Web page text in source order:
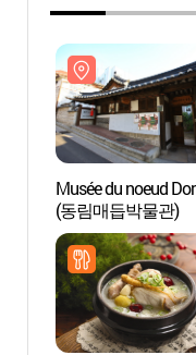
Musée du noeud
(동림매듭박물관)